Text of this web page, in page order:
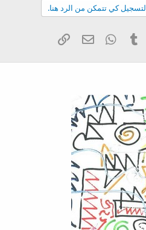
كي تتمكن من الرد هنا.
Pinterest
Tumblr
WhatsAppالبريد الإلكتروني
الرابط